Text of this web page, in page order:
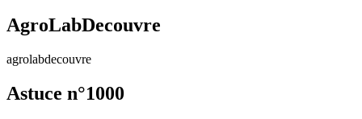
AgroLabDecouvre
agrolabdecouvre
Astuce n°1000